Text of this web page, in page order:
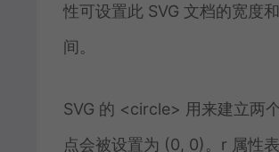
性可设置此 SVG 文档的宽度
间。
SVG 的 <circle> 用来建立两
点会被设置为 (0, 0)。r 属性表